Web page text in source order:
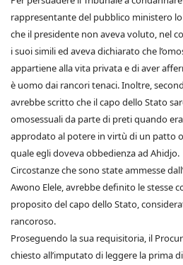
rappresentante del pubblico ministero
che il presidente non aveva voluto, nel
i suoi simili ed aveva dichiarato che
appartiene alla vita privata e di aver
è uomo dai rancori tenaci. Inoltre,
avrebbe scritto che il capo dello Stato
omosessuali da parte di preti quando
approdato al potere in virtù di un patto
quale egli doveva obbedienza ad Ahidjo.
Circostanze che sono state ammesse
Awono Elele, avrebbe definito le stesse
proposito del capo dello Stato,
rancoroso.
Proseguendo la sua requisitoria, il
chiesto all’imputato di leggere la prima